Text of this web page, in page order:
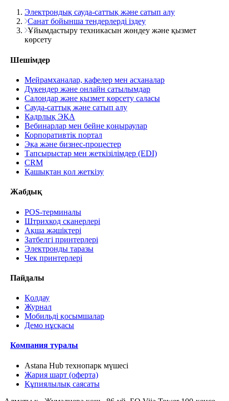
Электрондық сауда-саттық және сатып алу
Санат бойынша тендерлерді іздеу
Ұйымдастыру техникасын жөндеу және қызмет
көрсету
Шешімдер
Мейрамханалар, кафелер мен асханалар
Дүкендер және онлайн сатылымдар
Салондар және қызмет көрсету саласы
Сауда-саттық және сатып алу
Кадрлық ЭҚА
Вебинарлар мен бейне қоңыраулар
Корпоративтік портал
Эқа және бизнес-процестер
Тапсырыстар мен жеткізілімдер (EDI)
CRM
Қашықтан қол жеткізу
Жабдық
POS-терминалы
Штрихкод сканерлері
Ақша жәшіктері
Затбелгі принтерлері
Электронды таразы
Чек принтерлері
Пайдалы
Қолдау
Журнал
Мобильді қосымшалар
Демо нұсқасы
Компания туралы
Astana Hub технопарк мүшесі
Жария шарт (оферта)
Құпиялылық саясаты